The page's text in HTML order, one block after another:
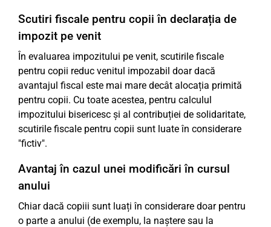
Scutiri fiscale pentru copii în declarația de
impozit pe venit
În evaluarea impozitului pe venit, scutirile fiscale
pentru copii reduc venitul impozabil doar dacă
avantajul fiscal este mai mare decât alocația primită
pentru copii. Cu toate acestea, pentru calculul
impozitului bisericesc și al contribuției de solidaritate,
scutirile fiscale pentru copii sunt luate în considerare
"fictiv".
Avantaj în cazul unei modificări în cursul
anului
Chiar dacă copiii sunt luați în considerare doar pentru
o parte a anului (de exemplu, la naștere sau la